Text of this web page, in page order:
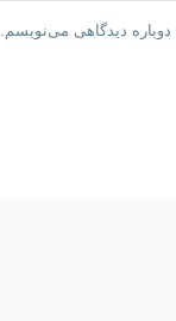
دیدگاهی می‌نویسم.